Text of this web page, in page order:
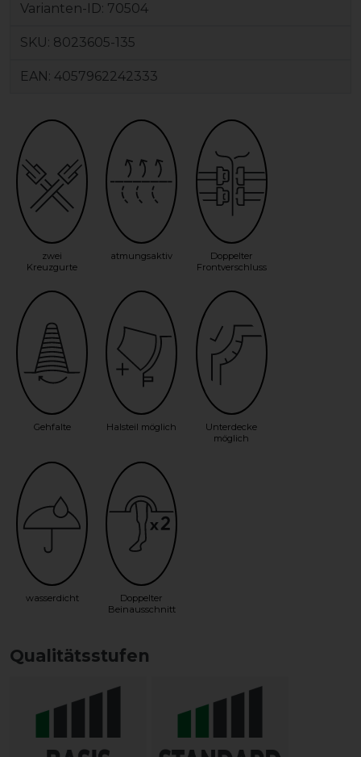
Varianten-ID: 70504
SKU: 8023605-135
EAN: 4057962242333
zwei
Kreuzgurte
atmungsaktiv
Doppelter
Frontverschluss
Gehfalte Halsteil möglich
Unterdecke
möglich
wasserdicht
Doppelter
Beinausschnitt
Qualitätsstufen